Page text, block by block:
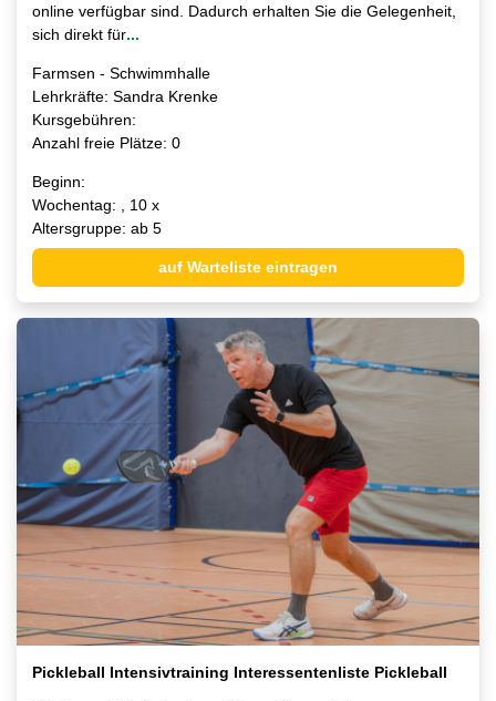
online verfügbar sind. Dadurch erhalten Sie die Gelegenheit,
sich direkt für...
Farmsen - Schwimmhalle
Lehrkräfte: Sandra Krenke
Kursgebühren:
Anzahl freie Plätze: 0
Beginn:
Wochentag: , 10 x
Altersgruppe: ab 5
auf Warteliste eintragen
Pickleball Intensivtraining Interessentenliste Pickleball